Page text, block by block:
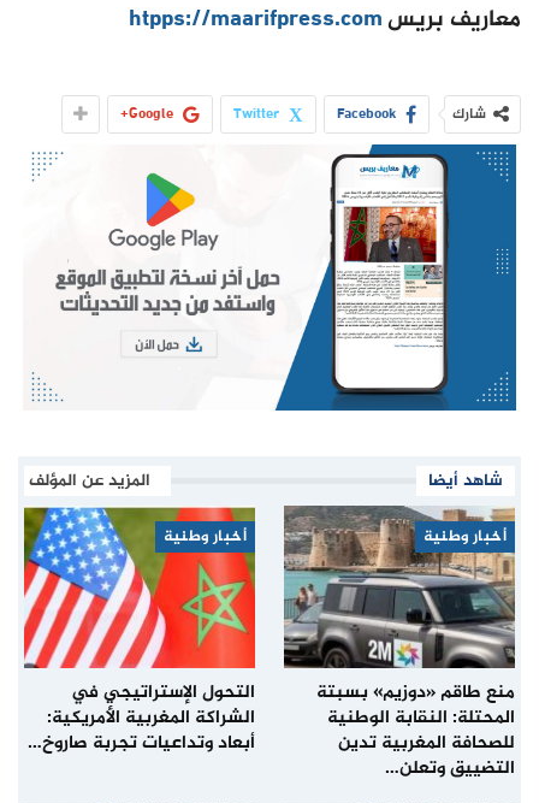
معاريف بريسhtpps://maarifpress.com
شارك Facebook
Twitter
Google+
شاهد أيضا المزيد عن المؤلف
أخبار وطنية
منع طاقم «دوزيم» بسبتة
المحتلة: النقابة الوطنية
للصحافة المغربية تدين
التضييق وتعلن…
أخبار وطنية
التحول الإستراتيجي في
الشراكة المغربية الأمريكية:
أبعاد وتداعيات تجربة صاروخ…